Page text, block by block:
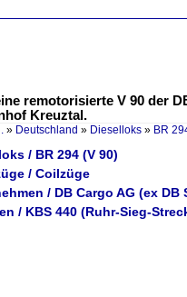
remotorisierte V 90
Kreuztal.
» Deutschland » Dieselloks » BR
/ BR 294 (V 90)
/ Coilzüge
/ DB Cargo AG (ex
/ KBS 440 (Ruhr-Sieg-